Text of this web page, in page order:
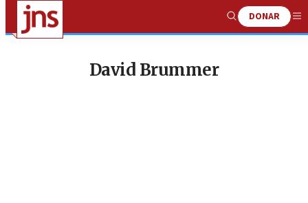
Show
Search
DONAR
David Brummer